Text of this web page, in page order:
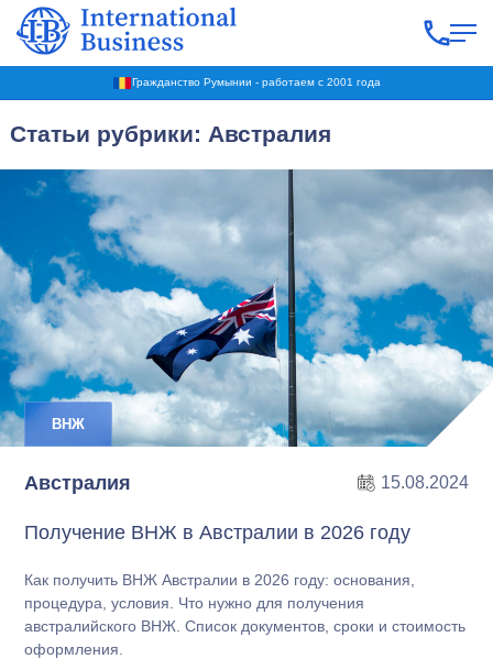
Гражданство Румынии - работаем с 2001 года
Статьи рубрики: Австралия
ВНЖ
Австралия 15.08.2024
Получение ВНЖ в Австралии в 2026 году
Как получить ВНЖ Австралии в 2026 году: основания,
процедура, условия. Что нужно для получения
австралийского ВНЖ. Список документов, сроки и стоимость
оформления.